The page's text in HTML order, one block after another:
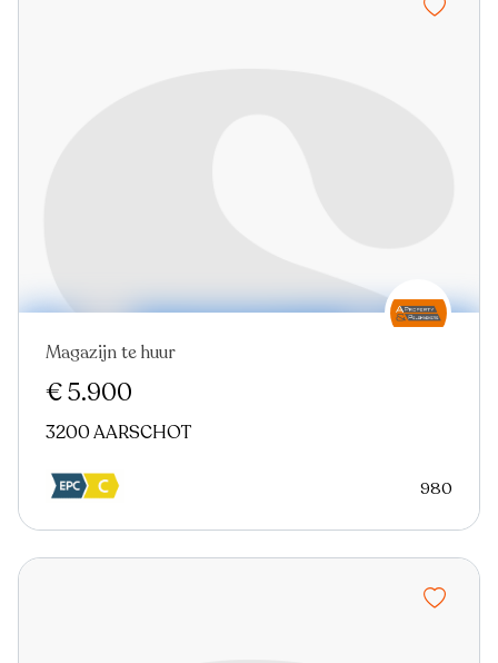
Magazijn te huur
€ 5.900
3200 AARSCHOT
980